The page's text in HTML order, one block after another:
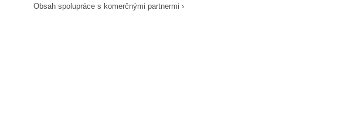
Obsah spolupráce s komerčnými partnermi ›